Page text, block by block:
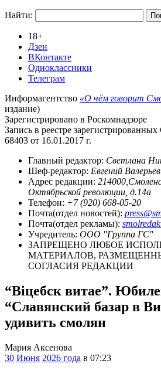
Найти:
18+
Дзен
ВКонтакте
Одноклассники
Телеграм
Информагентство «О чём говорит
издание)
Зарегистрировано в Роскомнадзоре
Запись в реестре
68403 от 16.01.2017 г.
Главный редактор: Светлана
Шеф-редактор: Евгений
Адрес редакции:
Октябрьской революции, д.14а
Телефон: +7 (920) 668-05-20
Почта(отдел новостей):
Почта(отдел рекламы):
Учредитель: ООО "Группа ГС"
ЗАПРЕЩЕНО ЛЮБОЕ
МАТЕРИАЛОВ,
СОГЛАСИЯ РЕДАКЦИИ
“Вiцебск витае”.
“Славянский базар в
удивить смолян
Мария Аксенова
30 Июня 2026 года в 07:23